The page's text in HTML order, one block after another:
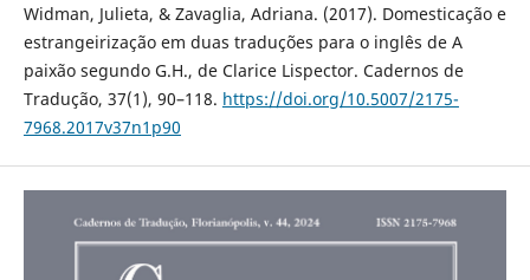
Widman, Julieta, & Zavaglia, Adriana. (2017). Domesticação e
estrangeirização em duas traduções para o inglês de A
paixão segundo G.H., de Clarice Lispector. Cadernos de
Tradução, 37(1), 90–118. https://doi.org/10.5007/2175-
7968.2017v37n1p90